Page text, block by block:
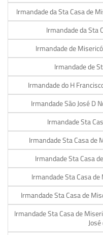
Irmandade da Sta Casa de
Irmandade da Sta
Irmandade de
Irmandade de
Irmandade do H
Irmandade São José D
Irmandade Sta
Irmandade Sta Casa de
Irmandade Sta Casa
Irmandade Sta Casa
Irmandade Sta Casa de
Irmandade Sta Casa de